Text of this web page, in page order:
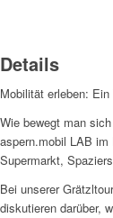
Details
Mobilität erleben:
Wie bewegt man
aspern.mobil LAB im
Supermarkt,
Bei unserer
diskutieren darüber,